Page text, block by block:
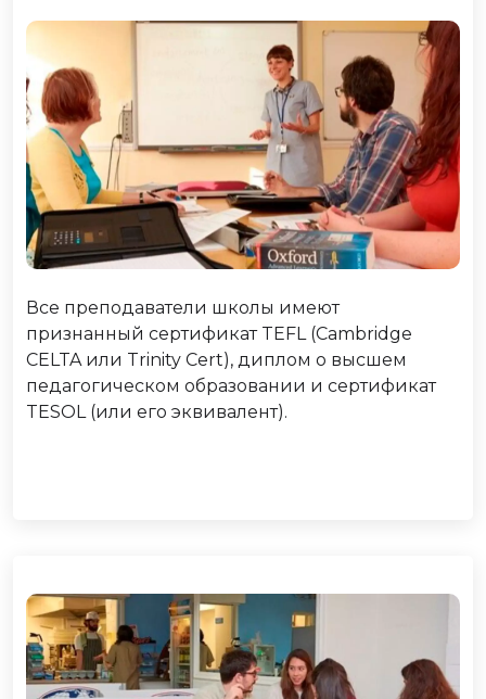
Все преподаватели школы имеют
признанный сертификат TEFL (Cambridge
CELTA или Trinity Cert), диплом о высшем
педагогическом образовании и сертификат
TESOL (или его эквивалент).